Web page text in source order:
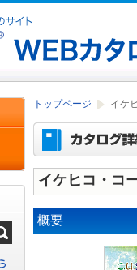
トップページ イケ
イケヒコ・コ
概要